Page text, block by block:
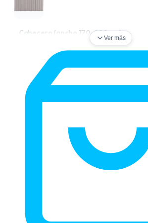
Cabecero (ancho 170–220 cm)
Ver más